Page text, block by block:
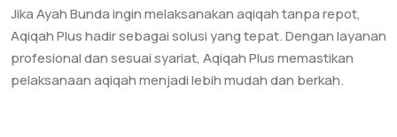
Jika Ayah Bunda ingin melaksanakan aqiqah tanpa repot,
Aqiqah Plus hadir sebagai solusi yang tepat. Dengan layanan
profesional dan sesuai syariat, Aqiqah Plus memastikan
pelaksanaan aqiqah menjadi lebih mudah dan berkah.